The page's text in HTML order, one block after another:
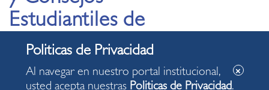
Estudiantiles de
Miraflores juraron al
cargo
Al navegar en nuestro portal institucional,
usted acepta nuestras Politicas de Privacidad.